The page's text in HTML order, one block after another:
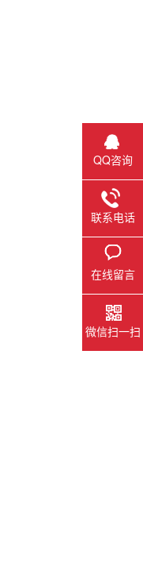
QQ咨询
联系电话
在线留言
微信扫一扫